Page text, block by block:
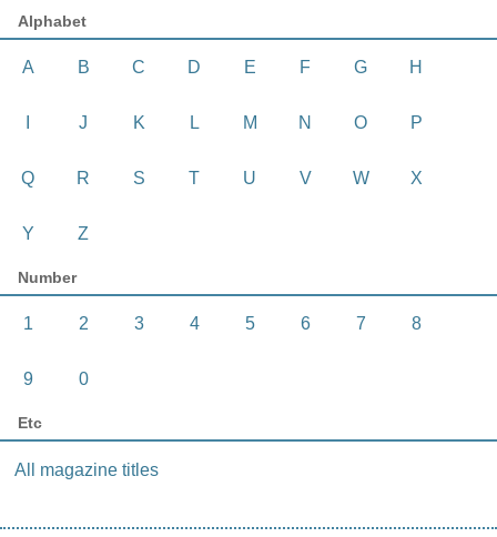
Alphabet
A B C D E F G H
J K L M N O P
Q R S T U V W X
Y Z
Number
1 2 3 4 5 6 7 8
9 0
Etc
All magazine titles